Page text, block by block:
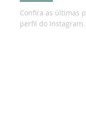
Confira as últimas
perfil do Instagram.